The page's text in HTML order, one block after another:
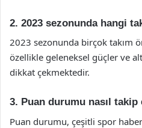
2. 2023 sezonunda hangi
2023 sezonunda birçok takım
özellikle geleneksel güçler ve
dikkat çekmektedir.
3. Puan durumu nasıl
Puan durumu, çeşitli spor